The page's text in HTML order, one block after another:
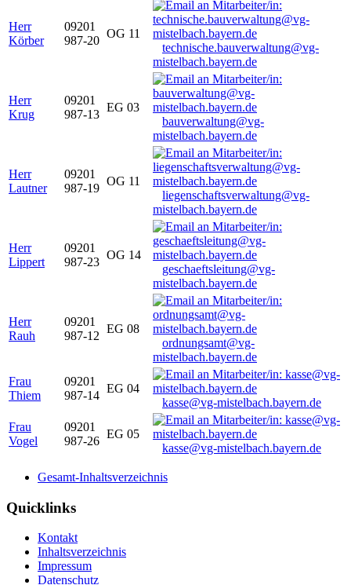
Herr
Körber
09201
987-20
OG 11
technische.bauverwaltung@vg-
mistelbach.bayern.de
Herr
Krug
09201
987-13
EG 03
bauverwaltung@vg-
mistelbach.bayern.de
Herr
Lautner
09201
987-19
OG 11
liegenschaftsverwaltung@vg-
mistelbach.bayern.de
Herr
Lippert
09201
987-23
OG 14
geschaeftsleitung@vg-
mistelbach.bayern.de
Herr
Rauh
09201
987-12
EG 08
ordnungsamt@vg-
mistelbach.bayern.de
Frau
Thiem
09201
987-14
EG 04
kasse@vg-mistelbach.bayern.de
Frau
Vogel
09201
987-26
EG 05
kasse@vg-mistelbach.bayern.de
Gesamt-Inhaltsverzeichnis
Quicklinks
Kontakt
Inhaltsverzeichnis
Impressum
Datenschutz